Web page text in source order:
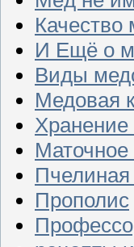
Качество
И Ещё о
Виды
Медовая
Маточное
Прополис